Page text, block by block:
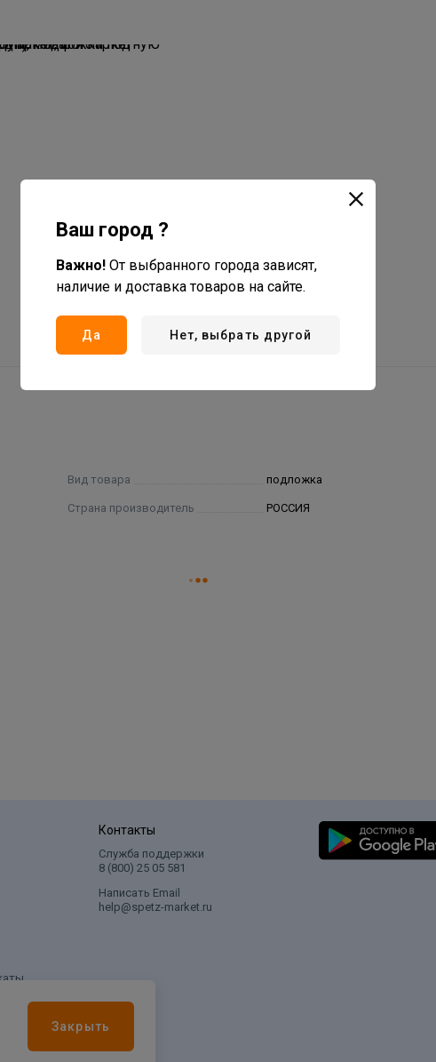
Вид товара подложка
Страна производитель РОССИЯ
Контакты
Служба поддержки
8 (800) 25 05 581
Написать Email
help@spetz-market.ru
Ваш город ?
Важно! От выбранного города зависят,
наличие и доставка товаров на сайте.
Да Нет, выбрать другой
Закрыть